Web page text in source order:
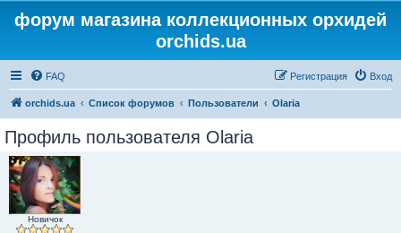
форум магазина коллекционных орхидей
orchids.ua
FAQ Вход
Регистрация
orchids.ua Список форумов Пользователи Olaria
Профиль пользователя Olaria
Новичок